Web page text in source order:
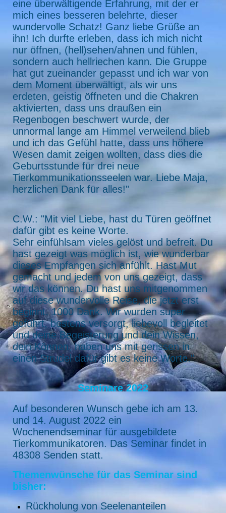
eine überwältigende Erfahrung, mit der er
mich eines besseren belehrte, dieser
wundervolle Schatz! Ganz liebe Grüße an
ihn! Ich durfte erleben, dass ich mich nicht
nur öffnen, (hell)sehen/ahnen und fühlen,
sondern auch hellriechen kann. Die Gruppe
hat gut zueinander gepasst und ich war von
dem Moment überwältigt, als wir uns
erdeten, geistig öffneten und die Chakren
aktivierten, dass uns draußen ein
Regenbogen beschwert wurde, der
unnormal lange am Himmel verweilend blieb
und ich das Gefühl hatte, dass uns höhere
Wesen damit zeigen wollten, dass dies die
Geburtsstunde für drei neue
Tierkommunikationsseelen war. Liebe Maja,
herzlichen Dank für alles!"
C.W.: "Mit viel Liebe, hast du Türen geöffnet
dafür gibt es keine Worte.
Sehr einfühlsam vieles gelöst und befreit. Du
hast gezeigt was möglich ist, wie wunderbar
dieses Empfangen sich anfühlt. Hast Mut
gemacht und jedem von uns gezeigt, dass
wir das können. Du hast uns mitgenommen
auf diese wundervolle Reise, die jetzt erst
beginnt. 1000 Dank. Wir wurden super
geführt, bestens versorgt, liebevoll begleitet
und deine Begeisterung und dein Wissen,
dein Können, haben uns mit gerissen in
einen Strudel dafür gibt es keine Worte."
Seminare 2022
Auf besonderen Wunsch gebe ich am 13.
und 14. August 2022 ein
Wochenendseminar für ausgebildete
Tierkommunikatoren. Das Seminar findet in
48308 Senden statt.
Themenwünsche für das Seminar sind
bisher:
Rückholung von Seelenanteilen